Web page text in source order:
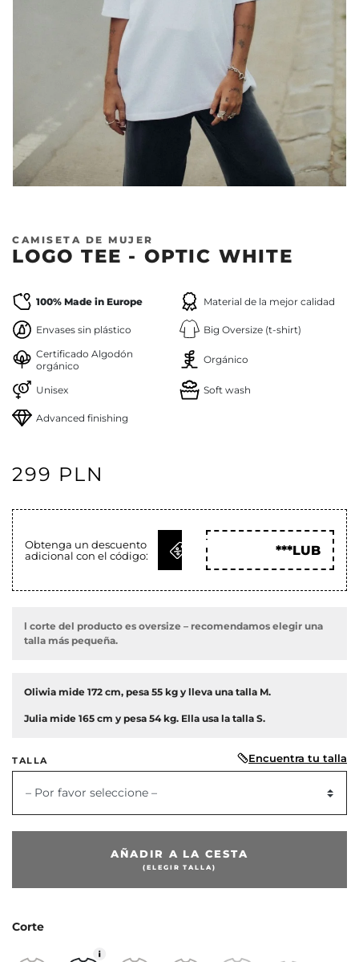
CAMISETA DE MUJER
LOGO TEE - OPTIC WHITE
100% Made in Europe Material de la mejor calidad
Envases sin plástico
Big Oversize (t-shirt)
Certificado Algodón
orgánico
Orgánico
Unisex Soft wash
Advanced finishing
299 PLN
Obtenga un descuento
adicional con el código:
OBTENER
***LUB
l corte del producto es oversize – recomendamos elegir una
talla más pequeña.
Oliwia mide 172 cm, pesa 55 kg y lleva una talla M.
Julia mide 165 cm y pesa 54 kg. Ella usa la talla S.
TALLA Encuentra tu talla
– Por favor seleccione –
AÑADIR A LA CESTA
(ELEGIR TALLA)
Corte